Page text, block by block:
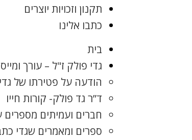
תקנון וזכויות יוצרים
כתבו אלינו
בית
גדי פולק ז"ל – עורך
הודעה על פטירתו של
ד”ר גד פולק- קורות חייו
חברים ועמיתים מספרים
ספרים ומאמרים שגדי